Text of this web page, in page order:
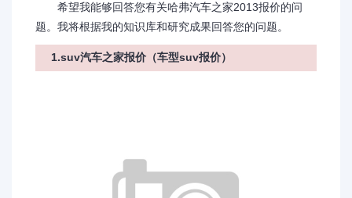
希望我能够回答您有关哈弗汽车之家2013报价的问
题。我将根据我的知识库和研究成果回答您的问题。
1.suv汽车之家报价（车型suv报价）